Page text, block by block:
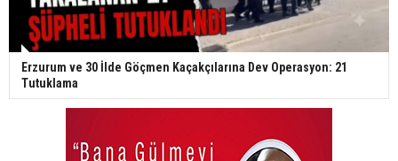
Erzurum ve 30 İlde Göçmen Kaçakçılarına Dev Operasyon: 21
Tutuklama